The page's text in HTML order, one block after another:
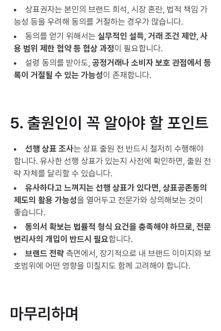
상표권자는 본인의 브랜드 희석, 시장 혼란, 법적 책임 가
능성 등을 우려해 동의를 거절하는 경우가 많습니다.
동의를 얻기 위해서는 실무적인 설득, 거래 조건 제안, 사
용 범위 제한 협약 등 협상 과정이 필요합니다.
설령 동의를 받아도, 공정거래나 소비자 보호 관점에서 등
록이 거절될 수 있는 가능성이 존재합니다.
5. 출원인이 꼭 알아야 할 포인트
선행 상표 조사는 상표 출원 전 반드시 철저히 수행해야
합니다. 유사한 선행 상표가 있는지 사전에 확인하면, 출원 전
략 자체를 달리할 수 있습니다.
유사하다고 느껴지는 선행 상표가 있다면, 상표공존동의
제도의 활용 가능성을 열어두고 전문가와 상의해보는 것이
좋습니다.
동의서 확보는 법률적 형식 요건을 충족해야 하므로, 전문
변리사의 개입이 반드시 필요합니다.
브랜드 전략 측면에서, 장기적으로 내 브랜드 이미지와 보
호범위에 어떤 영향을 미칠지도 함께 고려해야 합니다.
마무리하며